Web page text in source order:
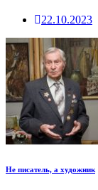
22.10.2023
Не писатель, а художник